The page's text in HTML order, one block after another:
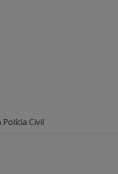
Civil